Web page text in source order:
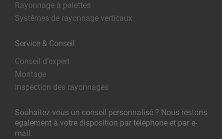
Rayonnage à palettes
Systèmes de rayonnage verticaux
Service & Conseil
Conseil d’expert
Montage
Inspection des rayonnages
Souhaitez-vous un conseil personnalisé ? Nous restons
également à votre disposition par téléphone et par e-
mail.